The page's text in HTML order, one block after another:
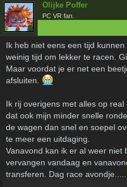
Olijke Poffer
PC VR fan.
Ik heb niet eens een tijd
weinig tijd om lekker te racen.
Maar voordat je er net een
afsluiten.
Ik rij overigens met alles op
dat ook mijn minder snelle
de wagen dan snel en soepel
te meer een uitdaging.
Vanavond kan ik er al weer niet
vervangen vandaag en
transferen. Dag race avondje.....